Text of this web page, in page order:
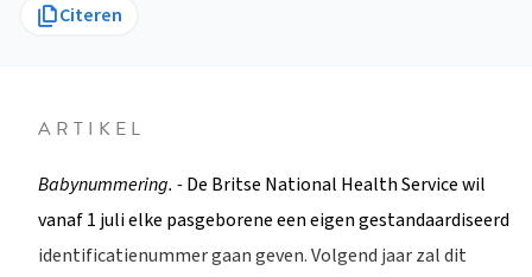
Citeren
ARTIKEL
Babynummering. -De Britse National Health Service wil
vanaf 1 juli elke pasgeborene een eigen gestandaardiseerd
identificatienummer gaan geven. Volgend jaar zal dit